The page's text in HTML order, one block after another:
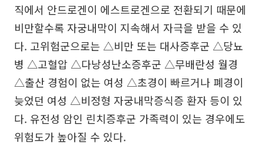
직에서 안드로겐이 에스트로겐으로 전환되기 때문에
비만할수록 자궁내막이 지속해서 자극을 받을 수 있
다. 고위험군으로는 △비만 또는 대사증후군 △당뇨
병 △고혈압 △다낭성난소증후군 △무배란성 월경
△출산 경험이 없는 여성 △초경이 빠르거나 폐경이
늦었던 여성 △비정형 자궁내막증식증 환자 등이 있
다. 유전성 암인 린치증후군 가족력이 있는 경우에도
위험도가 높아질 수 있다.